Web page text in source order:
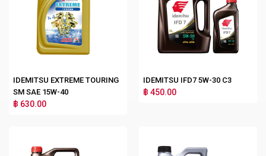
IDEMITSU EXTREME TOURING
SM SAE 15W-40
฿ 630.00
IDEMITSU IFD7 5W-30 C3
฿ 450.00